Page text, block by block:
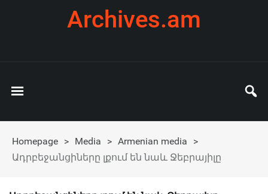
Archives.am
Homepage > Media > Armenian media
>
Ադրբեջանցիները լքում են նաև Ջեբրայիլը